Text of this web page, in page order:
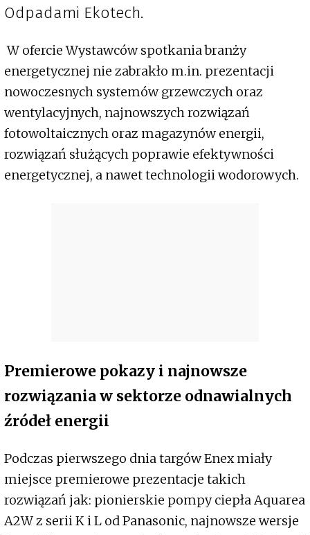
Odpadami Ekotech.
W ofercie Wystawców spotkania branży
energetycznej nie zabrakło m.in. prezentacji
nowoczesnych systemów grzewczych oraz
wentylacyjnych, najnowszych rozwiązań
fotowoltaicznych oraz magazynów energii,
rozwiązań służących poprawie efektywności
energetycznej, a nawet technologii wodorowych.
Premierowe pokazy i najnowsze
rozwiązania w sektorze odnawialnych
źródeł energii
Podczas pierwszego dnia targów Enex miały
miejsce premierowe prezentacje takich
rozwiązań jak: pionierskie pompy ciepła Aquarea
A2W z serii K i L od Panasonic, najnowsze wersje